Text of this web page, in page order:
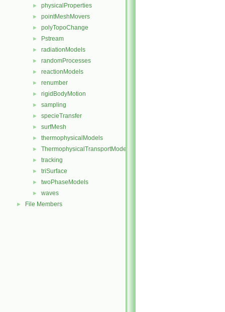
► physicalProperties
► pointMeshMovers
► polyTopoChange
► Pstream
► radiationModels
► randomProcesses
► reactionModels
► renumber
► rigidBodyMotion
► sampling
► specieTransfer
► surfMesh
► thermophysicalModels
► ThermophysicalTransportModels
► tracking
► triSurface
► twoPhaseModels
► waves
► File Members